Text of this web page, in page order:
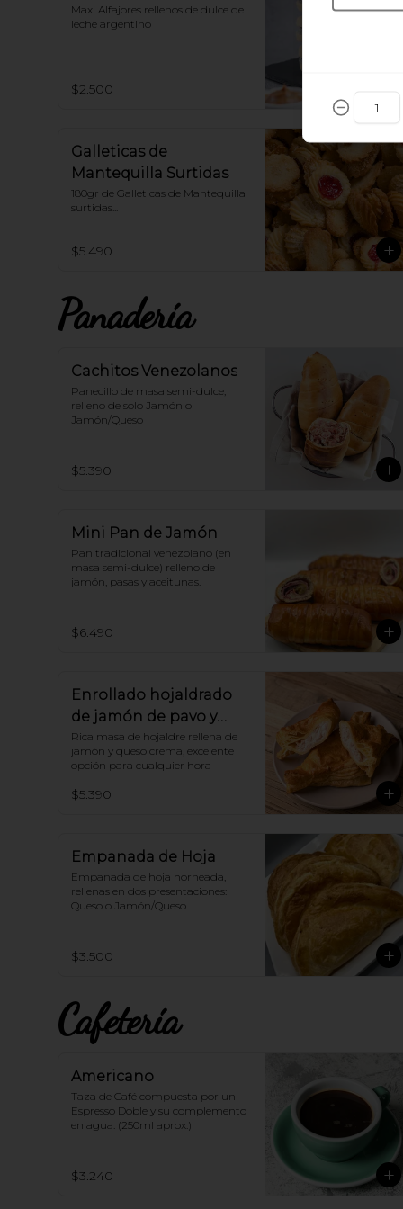
Maxi Alfajores rellenos de dulce de
leche argentino
$2.500
Galleticas de
Mantequilla Surtidas
180gr de Galleticas de Mantequilla
surtidas...
$5.490
Panadería
Cachitos Venezolanos
Panecillo de masa semi-dulce,
relleno de solo Jamón o
Jamón/Queso
$5.390
Mini Pan de Jamón
Pan tradicional venezolano (en
masa semi-dulce) relleno de
jamón, pasas y aceitunas.
$6.490
Enrollado hojaldrado
de jamón de pavo y
queso crema
Rica masa de hojaldre rellena de
jamón y queso crema, excelente
opción para cualquier hora
$5.390
Empanada de Hoja
Empanada de hoja horneada,
rellenas en dos presentaciones:
Queso o Jamón/Queso
$3.500
Cafetería
Americano
Taza de Café compuesta por un
Espresso Doble y su complemento
en agua. (250ml aprox.)
$3.240